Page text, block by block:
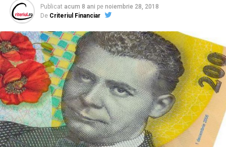
Publicat acum 8 ani pe noiembrie 28, 2018
De Criteriul Financiar